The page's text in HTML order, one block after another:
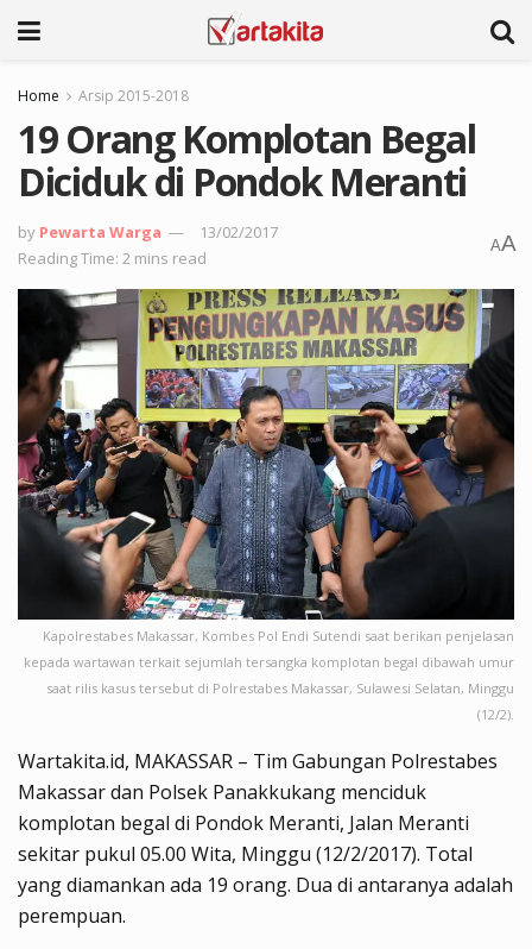
Home Arsip 2015-2018
19 Orang Komplotan Begal
Diciduk di Pondok Meranti
by Pewarta Warga
13/02/2017
Reading Time: 2 mins read
AA
Kapolrestabes Makassar, Kombes Pol Endi Sutendi saat berikan penjelasan
kepada wartawan terkait sejumlah tersangka komplotan begal dibawah umur
saat rilis kasus tersebut di Polrestabes Makassar, Sulawesi Selatan, Minggu
(12/2).
Wartakita.id, MAKASSAR – Tim Gabungan Polrestabes
Makassar dan Polsek Panakkukang menciduk
komplotan begal di Pondok Meranti, Jalan Meranti
sekitar pukul 05.00 Wita, Minggu (12/2/2017). Total
yang diamankan ada 19 orang. Dua di antaranya adalah
perempuan.